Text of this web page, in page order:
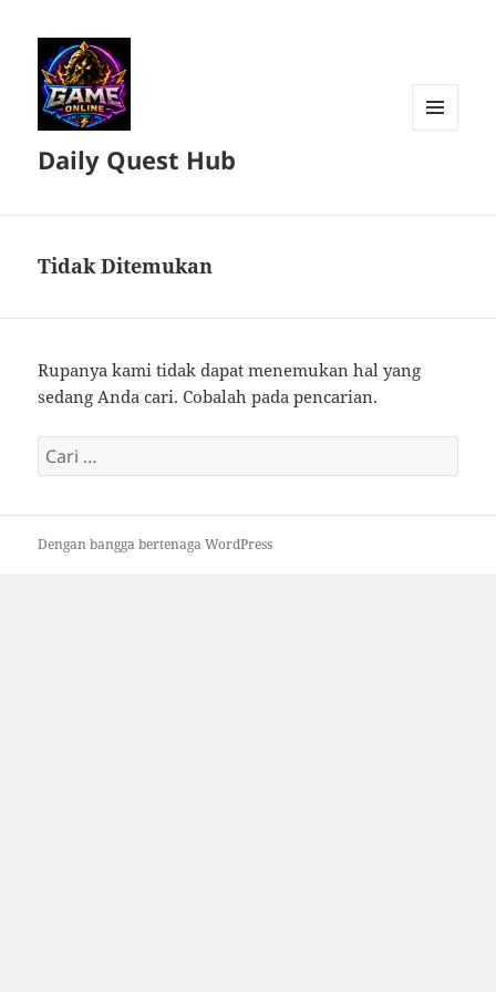
Daily Quest Hub
Tidak Ditemukan
Rupanya kami tidak dapat menemukan hal yang
sedang Anda cari. Cobalah pada pencarian.
Cari
untuk:
Dengan bangga bertenaga WordPress